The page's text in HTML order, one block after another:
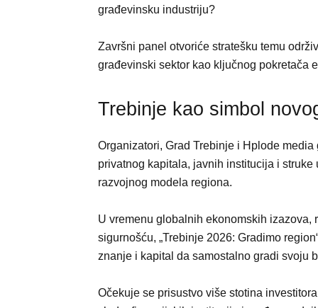
građevinsku industriju?
Završni panel otvoriće stratešku temu
građevinski sektor kao ključnog pokretača
Trebinje kao simbol
Organizatori, Grad Trebinje i Hplode
privatnog kapitala, javnih institucija i
razvojnog modela regiona.
U vremenu globalnih ekonomskih izazova,
sigurnošću, „Trebinje 2026: Gradimo
znanje i kapital da samostalno gradi svoju
Očekuje se prisustvo više stotina